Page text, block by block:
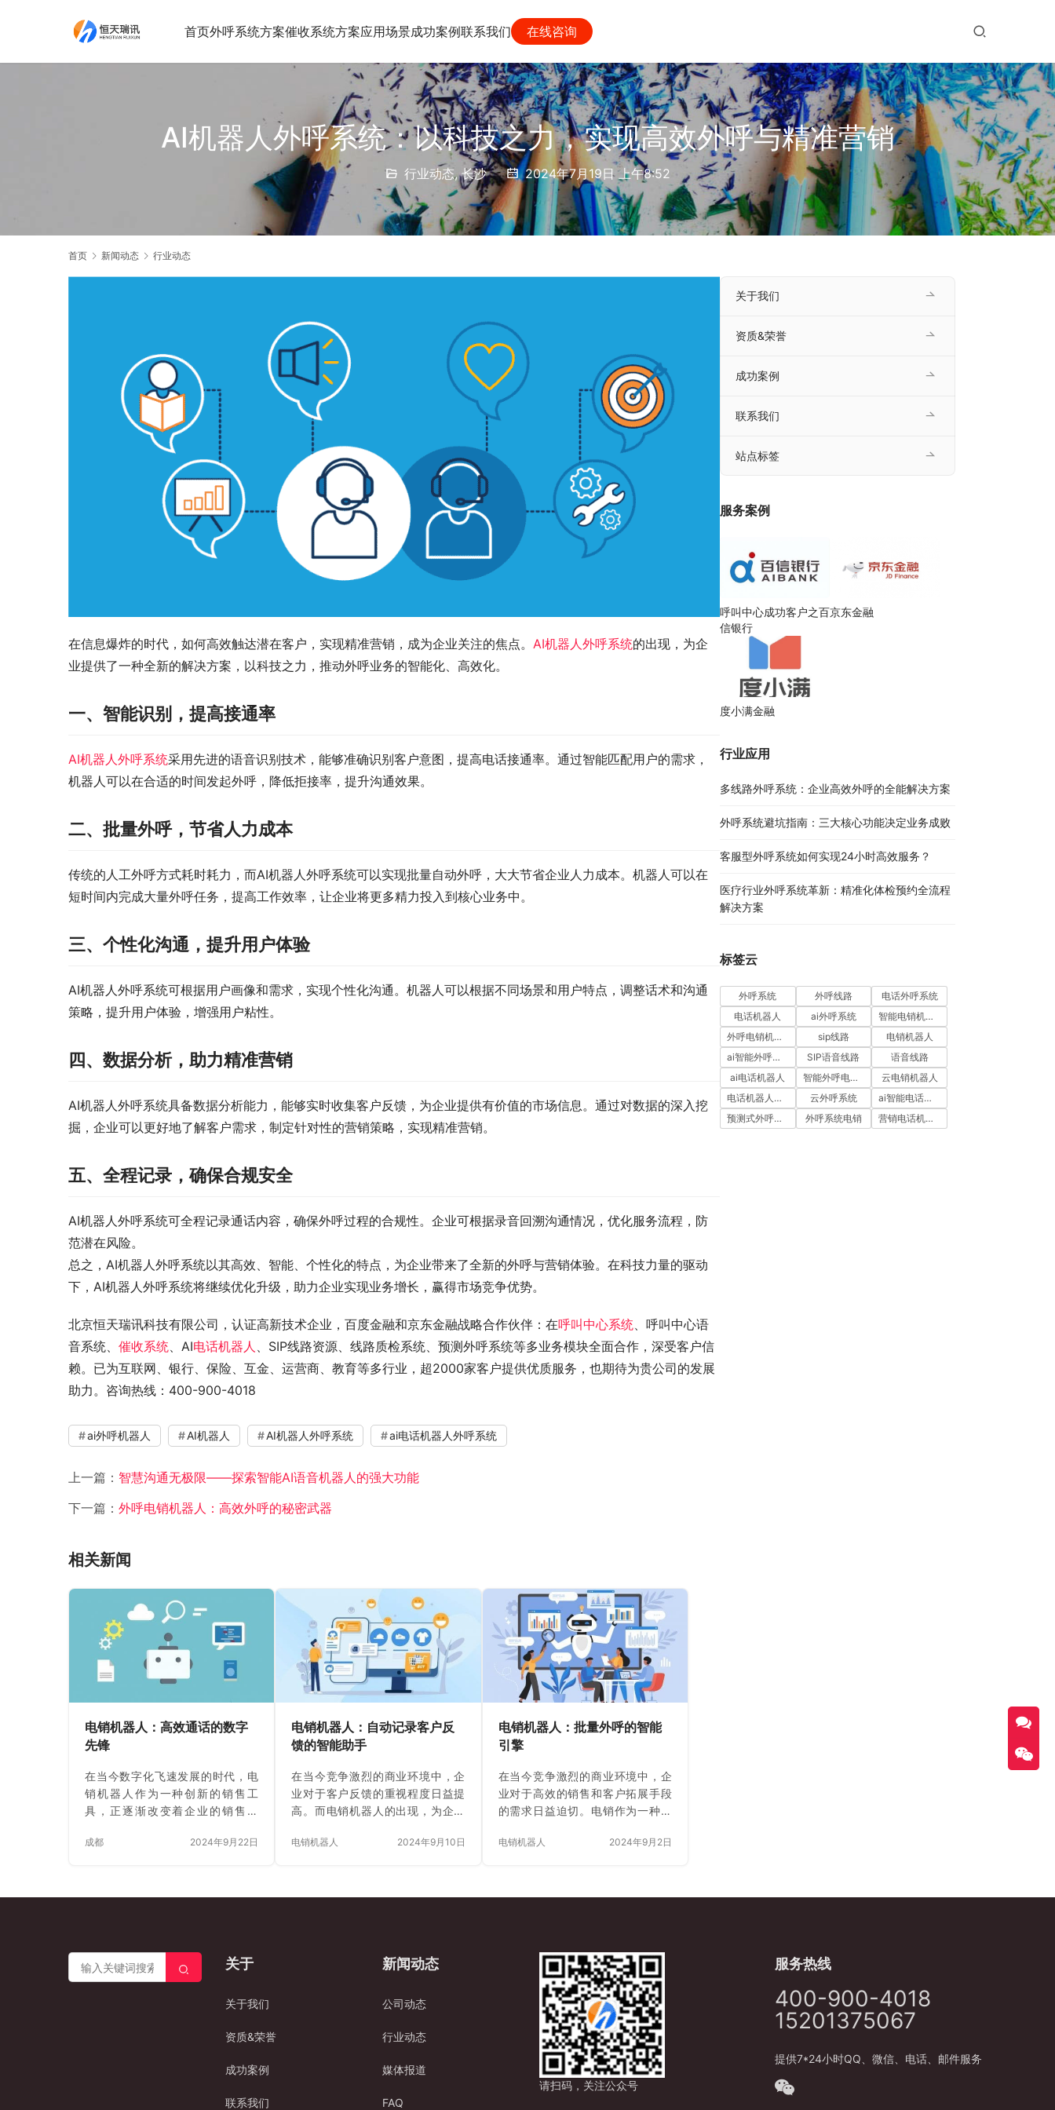
首页外呼系统方案催收系统方案应用场景成功案例联系我们 在线咨询
AI机器人外呼系统：以科技之力，实现高效外呼与精准营销
行业动态,长沙 2024年7月19日 上午8:52
首页 新闻动态 行业动态
在信息爆炸的时代，如何高效触达潜在客户，实现精准营销，成为企业关注的焦点。 AI机器人外呼系统的出现，为企
业提供了一种全新的解决方案，以科技之力，推动外呼业务的智能化、高效化。
一、智能识别，提高接通率
AI机器人外呼系统采用先进的语音识别技术，能够准确识别客户意图，提高电话接通率。通过智能匹配用户的需求，
机器人可以在合适的时间发起外呼，降低拒接率，提升沟通效果。
二、批量外呼，节省人力成本
传统的人工外呼方式耗时耗力，而AI机器人外呼系统可以实现批量自动外呼，大大节省企业人力成本。机器人可以在
短时间内完成大量外呼任务，提高工作效率，让企业将更多精力投入到核心业务中。
三、个性化沟通，提升用户体验
AI机器人外呼系统可根据用户画像和需求，实现个性化沟通。机器人可以根据不同场景和用户特点，调整话术和沟通
策略，提升用户体验，增强用户粘性。
四、数据分析，助力精准营销
AI机器人外呼系统具备数据分析能力，能够实时收集客户反馈，为企业提供有价值的市场信息。通过对数据的深入挖
掘，企业可以更好地了解客户需求，制定针对性的营销策略，实现精准营销。
五、全程记录，确保合规安全
AI机器人外呼系统可全程记录通话内容，确保外呼过程的合规性。企业可根据录音回溯沟通情况，优化服务流程，防
范潜在风险。
总之，AI机器人外呼系统以其高效、智能、个性化的特点，为企业带来了全新的外呼与营销体验。在科技力量的驱动
下，AI机器人外呼系统将继续优化升级，助力企业实现业务增长，赢得市场竞争优势。
北京恒天瑞讯科技有限公司，认证高新技术企业，百度金融和京东金融战略合作伙伴：在呼叫中心系统、呼叫中心语
音系统、 催收系统、AI电话机器人 、SIP线路资源、线路质检系统、预测外呼系统等多业务模块全面合作，深受客户信
赖。已为互联网、银行、保险、互金、运营商、教育等多行业，超2000家客户提供优质服务，也期待为贵公司的发展
助力。咨询热线：400-900-4018
ai外呼机器人 AI机器人 AI机器人外呼系统 ai电话机器人外呼系统
上一篇： 智慧沟通无极限——探索智能AI语音机器人的强大功能
下一篇： 外呼电销机器人：高效外呼的秘密武器
相关新闻
电销机器人：高效通话的数字
先锋
在当今数字化飞速发展的时代，电
销机器人作为一种创新的销售工
具，正逐渐改变着企业的销售模
是：电销机器人能自动拨打多少电
涟漪。它以高效、精准和不知疲倦
机器人具有明显的优势。首先，它
可以不间断地工作，不受时间、情
绪和疲劳的影响。无论是白天还是
夜晚，电销机器人都能持续地拨打
么，电销机器人究竟能自动拨打多
成都 2024年9月22日
电销机器人：自动记录客户反
馈的智能助手
在当今竞争激烈的商业环境中，企
业对于客户反馈的重视程度日益提
高。而电销机器人的出现，为企业
效、智能的解决方案。 电销机器人
确识别客户的语言表达，并将客户
企业提供全面的客户反馈数据。 这
多重要意义。首先，它极大地提高
销方式中，销售人员往往难以在通
电销机器人 2024年9月10日
电销机器人：批量外呼的智能
引擎
在当今竞争激烈的商业环境中，企
业对于高效的销售和客户拓展手段
的需求日益迫切。电销作为一种重
的营销战略中占据着重要地位。而
的机遇。其中，一个关键的问题
仅可以进行批量外呼，而且在这方
面具有诸多优势。 一、电销机器人
的工作原理 电销机器人是一种基于
人工智能技术的软件系统，它通过
预先设定的程序和算法，模拟人类
销售员的语言和行为，与客户进行
电话沟通。电销机器…
电销机器人 2024年9月2日
关于我们
资质&荣誉
成功案例
联系我们
站点标签
服务案例
呼叫中心成功客户之百
信银行
京东金融
度小满金融
行业应用
多线路外呼系统：企业高效外呼的全能解决方案​
外呼系统避坑指南：三大核心功能决定业务成败​
客服型外呼系统如何实现24小时高效服务？
医疗行业外呼系统革新：精准化体检预约全流程
解决方案​
标签云
外呼系统 外呼线路
电话外呼系统
电话机器人
ai外呼系统
智能电销机器人
外呼电销机器人
sip线路
电销机器人
ai智能外呼系统
SIP语音线路
语音线路
ai电话机器人
智能外呼电销机器人
云电销机器人
电话机器人外呼
云外呼系统
ai智能电话机器人
预测式外呼系统
外呼系统电销 营销电话机器人
关于
关于我们
资质&荣誉
成功案例
联系我们
新闻动态
公司动态
行业动态
媒体报道
FAQ
请扫码，关注公众号
服务热线
400-900-4018
15201375067
提供7*24小时QQ、微信、电话、邮件服务